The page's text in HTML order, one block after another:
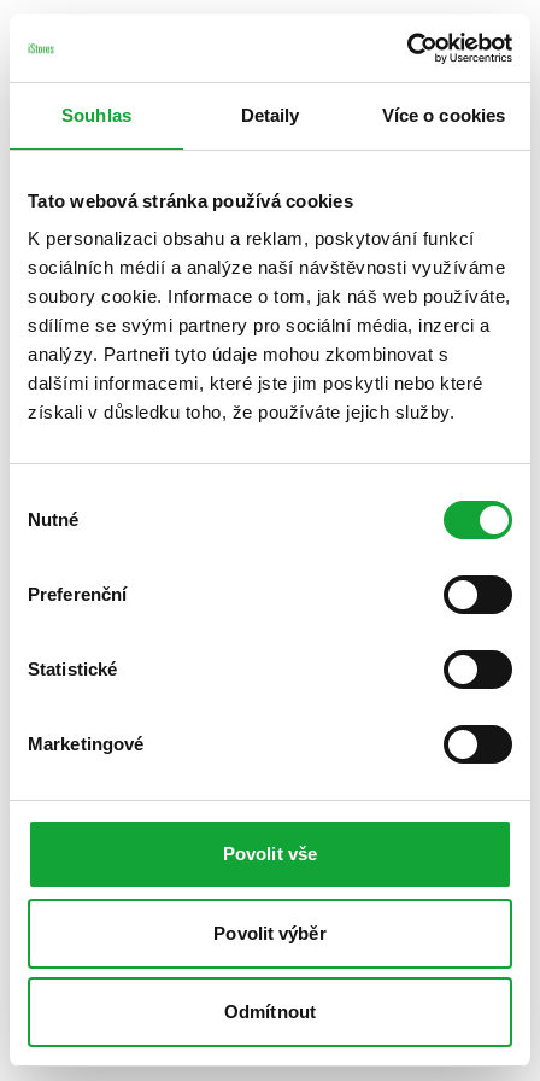
Souhlas Detaily Více o cookies
Tato webová stránka používá cookies
K personalizaci obsahu a reklam, poskytování funkcí
sociálních médií a analýze naší návštěvnosti využíváme
soubory cookie. Informace o tom, jak náš web používáte,
sdílíme se svými partnery pro sociální média, inzerci a
analýzy. Partneři tyto údaje mohou zkombinovat s
dalšími informacemi, které jste jim poskytli nebo které
získali v důsledku toho, že používáte jejich služby.
souhlasu
Nutné
Preferenční
Statistické
Marketingové
Povolit vše
Povolit výběr
Odmítnout